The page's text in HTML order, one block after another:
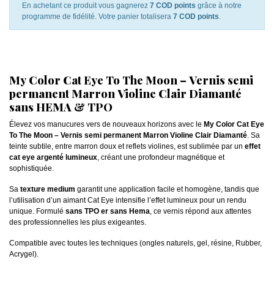
En achetant ce produit vous gagnerez 7 COD points grâce à notre
programme de fidélité. Votre panier totalisera 7 COD points.
My Color Cat Eye To The Moon – Vernis semi
permanent Marron Violine Clair Diamanté
sans HEMA & TPO
Élevez vos manucures vers de nouveaux horizons avec le My Color Cat Eye
To The Moon – Vernis semi permanent Marron Violine Clair Diamanté. Sa
teinte subtile, entre marron doux et reflets violines, est sublimée par un effet
cat eye argenté lumineux, créant une profondeur magnétique et
sophistiquée.
Sa texture medium garantit une application facile et homogène, tandis que
l’utilisation d’un aimant Cat Eye intensifie l’effet lumineux pour un rendu
unique. Formulé sans TPO er sans Hema, ce vernis répond aux attentes
des professionnelles les plus exigeantes.
Compatible avec toutes les techniques (ongles naturels, gel, résine, Rubber,
Acrygel).